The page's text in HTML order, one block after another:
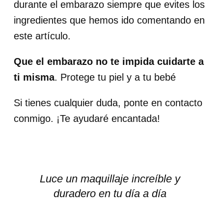
durante el embarazo siempre que evites los
ingredientes que hemos ido comentando en
este artículo.
Que el embarazo no te impida cuidarte a
ti misma. Protege tu piel y a tu bebé
Si tienes cualquier duda, ponte en contacto
conmigo. ¡Te ayudaré encantada!
Luce un maquillaje increíble y
duradero en tu día a día